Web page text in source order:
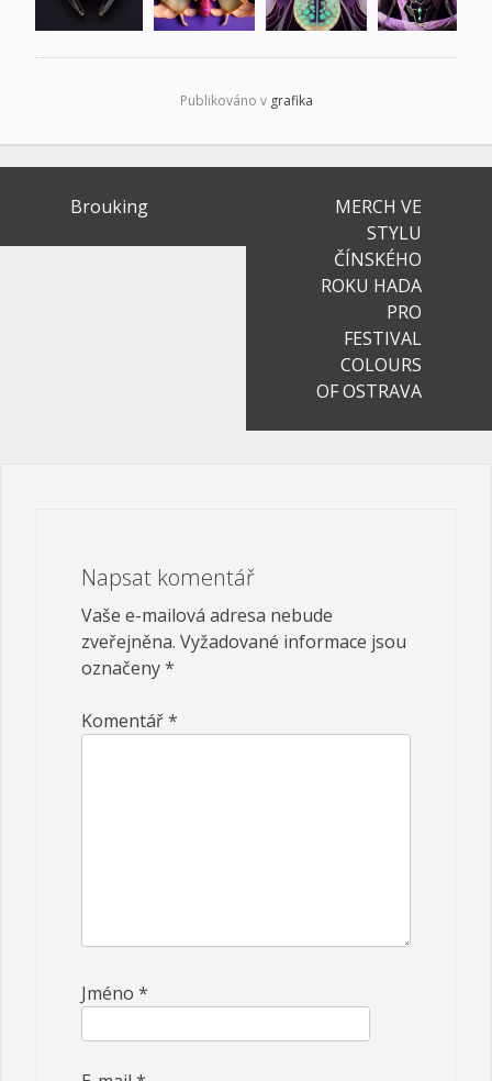
Publikováno v grafika
Brouking
MERCH VE
STYLU
ČÍNSKÉHO
ROKU HADA
PRO
FESTIVAL
COLOURS
OF OSTRAVA
Napsat komentář
Vaše e-mailová adresa nebude
zveřejněna. Vyžadované informace jsou
označeny*
Komentář*
Jméno *